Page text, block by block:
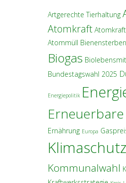
Artgerechte Tierhaltung
Atomkraft
Atommüll Bienensterben
Biogas
Bundestagswahl 2025
Energiepolitik
Ernährung Europa
Klimaschutz
Kommunalwahl